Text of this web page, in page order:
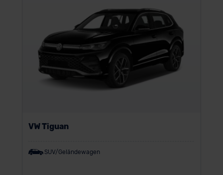
VW Tiguan
SUV/Geländewagen